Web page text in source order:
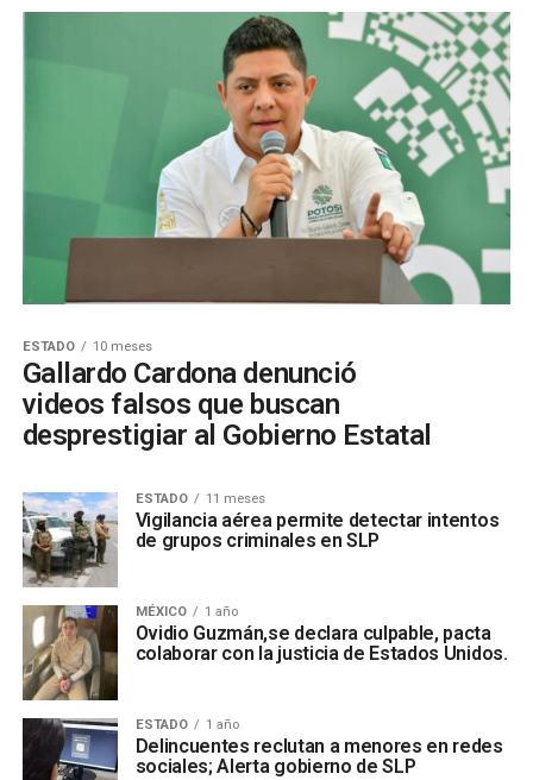
ESTADO 10 meses
Gallardo Cardona denunció
videos falsos que buscan
desprestigiar al Gobierno Estatal
ESTADO 11 meses
Vigilancia aérea permite detectar intentos
de grupos criminales en SLP
MÉXICO 1 año
Ovidio Guzmán,se declara culpable, pacta
colaborar con la justicia de Estados Unidos.
ESTADO 1 año
Delincuentes reclutan a menores en redes
sociales; Alerta gobierno de SLP